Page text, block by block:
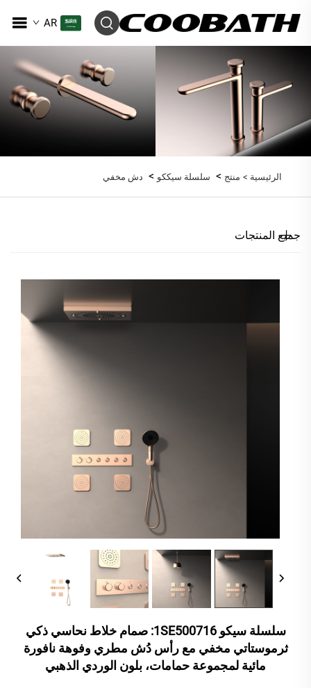
AR
الرئيسية > منتج > سلسلة سيككو > دش مخفي
جميع المنتجات
سلسلة سيكو 1SE500716: صمام خلاط نحاسي ذكي
ثرموستاتي مخفي مع رأس دُش مطري وفوهة نافورة
مائية لمجموعة حمامات، بلون الوردي الذهبي